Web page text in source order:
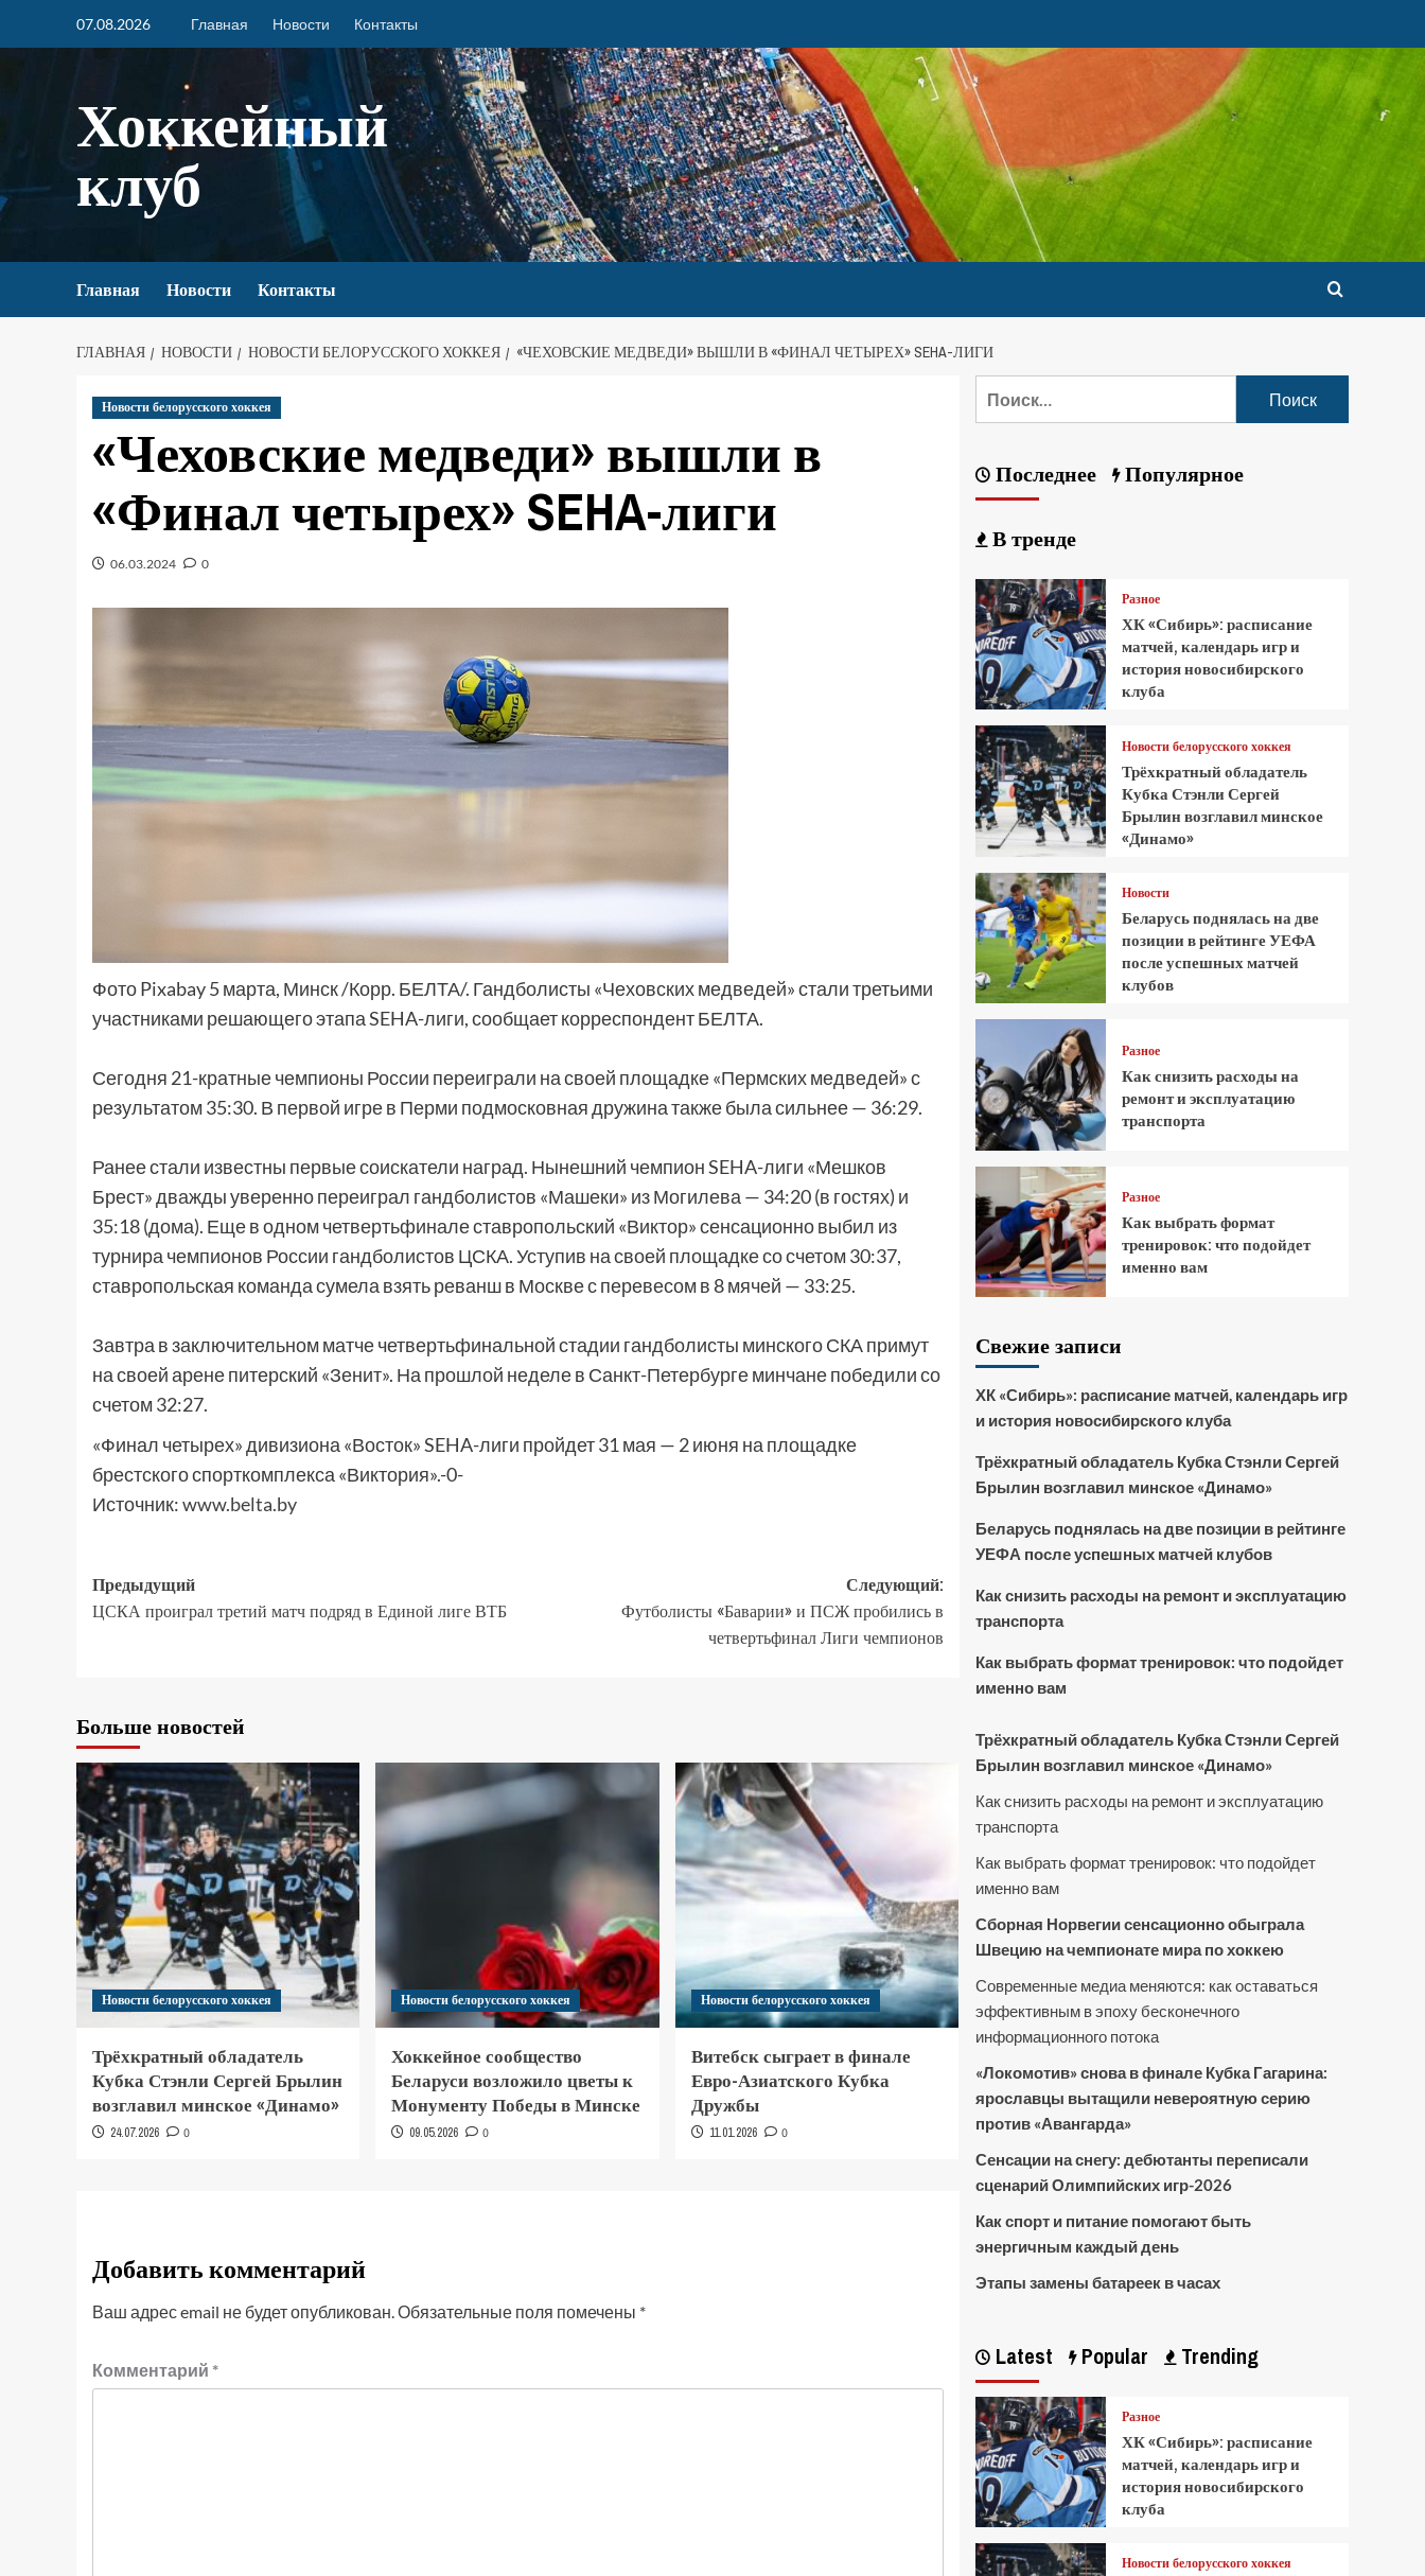
07.08.2026 Главная Новости Контакты
Хоккейный
клуб
Главная Новости Контакты
ГЛАВНАЯ НОВОСТИ НОВОСТИ БЕЛОРУССКОГО ХОККЕЯ «ЧЕХОВСКИЕ МЕДВЕДИ» ВЫШЛИ В «ФИНАЛ ЧЕТЫРЕХ» SEHA-ЛИГИ
Новости белорусского хоккея
«Чеховские медведи» вышли в
«Финал четырех» SEHA-лиги
06.03.2024 0
Фото Pixabay 5 марта, Минск /Корр. БЕЛТА/. Гандболисты «Чеховских медведей» стали третьими
участниками решающего этапа SEHA-лиги, сообщает корреспондент БЕЛТА.
Сегодня 21-кратные чемпионы России переиграли на своей площадке «Пермских медведей» с
результатом 35:30. В первой игре в Перми подмосковная дружина также была сильнее — 36:29.
Ранее стали известны первые соискатели наград. Нынешний чемпион SEHA-лиги «Мешков
Брест» дважды уверенно переиграл гандболистов «Машеки» из Могилева — 34:20 (в гостях) и
35:18 (дома). Еще в одном четвертьфинале ставропольский «Виктор» сенсационно выбил из
турнира чемпионов России гандболистов ЦСКА. Уступив на своей площадке со счетом 30:37,
ставропольская команда сумела взять реванш в Москве с перевесом в 8 мячей — 33:25.
Завтра в заключительном матче четвертьфинальной стадии гандболисты минского СКА примут
на своей арене питерский «Зенит». На прошлой неделе в Санкт-Петербурге минчане победили со
счетом 32:27.
«Финал четырех» дивизиона «Восток» SEHA-лиги пройдет 31 мая — 2 июня на площадке
брестского спорткомплекса «Виктория».-0-
Источник:www.belta.by
Предыдущий
ЦСКА проиграл третий матч подряд в Единой лиге ВТБ
Следующий:
Футболисты «Баварии» и ПСЖ пробились в
четвертьфинал Лиги чемпионов
Больше новостей
Новости белорусского хоккея
Трёхкратный обладатель
Кубка Стэнли Сергей Брылин
возглавил минское «Динамо»
24.07.2026 0
Новости белорусского хоккея
Хоккейное сообщество
Беларуси возложило цветы к
Монументу Победы в Минске
09.05.2026 0
Новости белорусского хоккея
Витебск сыграет в финале
Евро-Азиатского Кубка
Дружбы
11.01.2026 0
Добавить комментарий
Ваш адрес email не будет опубликован.Обязательные поля помечены *
Комментарий *
Последнее Популярное
В тренде
Разное
ХК «Сибирь»: расписание
матчей, календарь игр и
история новосибирского
клуба
Новости белорусского хоккея
Трёхкратный обладатель
Кубка Стэнли Сергей
Брылин возглавил минское
«Динамо»
Новости
Беларусь поднялась на две
позиции в рейтинге УЕФА
после успешных матчей
клубов
Разное
Как снизить расходы на
ремонт и эксплуатацию
транспорта
Разное
Как выбрать формат
тренировок: что подойдет
именно вам
Свежие записи
ХК «Сибирь»: расписание матчей, календарь игр
и история новосибирского клуба
Трёхкратный обладатель Кубка Стэнли Сергей
Брылин возглавил минское «Динамо»
Беларусь поднялась на две позиции в рейтинге
УЕФА после успешных матчей клубов
Как снизить расходы на ремонт и эксплуатацию
транспорта
Как выбрать формат тренировок: что подойдет
именно вам
Трёхкратный обладатель Кубка Стэнли Сергей
Брылин возглавил минское «Динамо»
Как снизить расходы на ремонт и эксплуатацию
транспорта
Как выбрать формат тренировок: что подойдет
именно вам
Сборная Норвегии сенсационно обыграла
Швецию на чемпионате мира по хоккею
Современные медиа меняются: как оставаться
эффективным в эпоху бесконечного
информационного потока
«Локомотив» снова в финале Кубка Гагарина:
ярославцы вытащили невероятную серию
против «Авангарда»
Сенсации на снегу: дебютанты переписали
сценарий Олимпийских игр-2026
Как спорт и питание помогают быть
энергичным каждый день
Этапы замены батареек в часах
Latest Popular Trending
Разное
ХК «Сибирь»: расписание
матчей, календарь игр и
история новосибирского
клуба
Новости белорусского хоккея